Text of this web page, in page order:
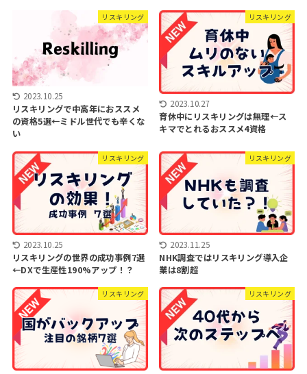
リスキリング
2023.10.25
リスキリングで中高年におススメ
の資格5選←ミドル世代でも辛くな
い
リスキリング
2023.10.27
育休中にリスキリングは無理←ス
キマでとれるおススメ4資格
リスキリング
2023.10.25
リスキリングの世界の成功事例7選
←DXで生産性190%アップ！？
リスキリング
2023.11.25
NHK調査ではリスキリング導入企
業は8割超
リスキリング リスキリング